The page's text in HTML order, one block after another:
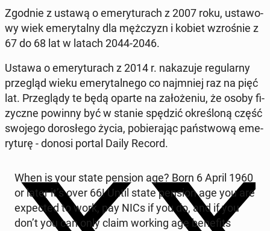
Zgodnie z ustawą o eme­ry­tu­rach z 2007 roku, usta­wo­
wy wiek eme­ry­tal­ny dla męż­czyzn i kobiet wzro­śnie z
67 do 68 lat w latach 2044-2046.
Ustawa o eme­ry­tu­rach z 2014 r. na­ka­zu­je re­gu­lar­ny
prze­gląd wieku eme­ry­tal­ne­go co naj­mniej raz na pięć
lat. Prze­glą­dy te będą oparte na za­ło­że­niu, że osoby fi­
zycz­ne powinny być w stanie spędzić okre­ślo­ną część
swojego do­ro­słe­go życia, po­bie­ra­jąc pań­stwo­wą eme­
ry­tu­rę - donosi portal Daily Record.
When is your state pension age? Born 6 April 1960
or later it’s over 66! Until state pension age you are
expec­ted to work, pay NICs if you do, and if you
don’t you can only claim working age be­ne­fits